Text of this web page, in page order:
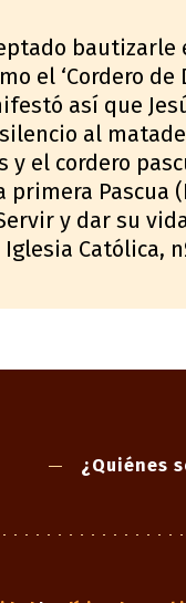
bautizarle
el ‘Cordero
así que
al
el cordero
Pascua
y dar su
Iglesia Católica,
¿Quiénes